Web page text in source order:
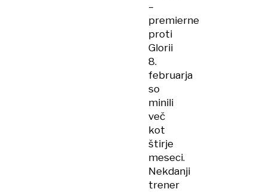
–
premierne
proti
Glorii
8.
februarja
so
minili
več
kot
štirje
meseci.
Nekdanji
trener